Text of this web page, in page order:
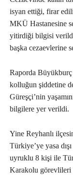
isyan ettiği, firar
MKÜ Hastanesine
yitirdiği bilgisi
başka cezaevlerine
Raporda Büyükburç
kolluğun şiddetine
Güreşçi’nin
bilgilere yer verildi.
Yine Reyhanlı
Türkiye’ye yasa
uyruklu 8 kişi ile
Karakolu görevlileri